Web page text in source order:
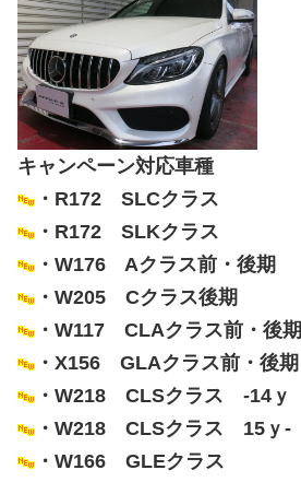
キャンペーン対応車種
・R172 SLCクラス
・R172 SLKクラス
・W176 Aクラス前・後期
・W205 Cクラス後期
・W117 CLAクラス前・後期
・X156 GLAクラス前・後期
・W218 CLSクラス -14ｙ
・W218 CLSクラス 15ｙ-
・W166 GLEクラス